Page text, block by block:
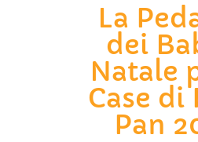
La
dei
Natale
Case di
Pan